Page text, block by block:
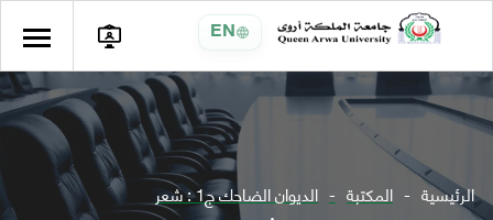
EN
الرئيسية المكتبة الديوان الضاحك ج1 : شعر